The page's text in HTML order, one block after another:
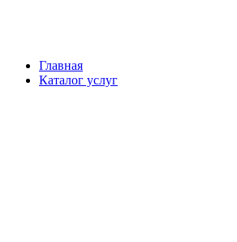
Главная
Каталог услуг